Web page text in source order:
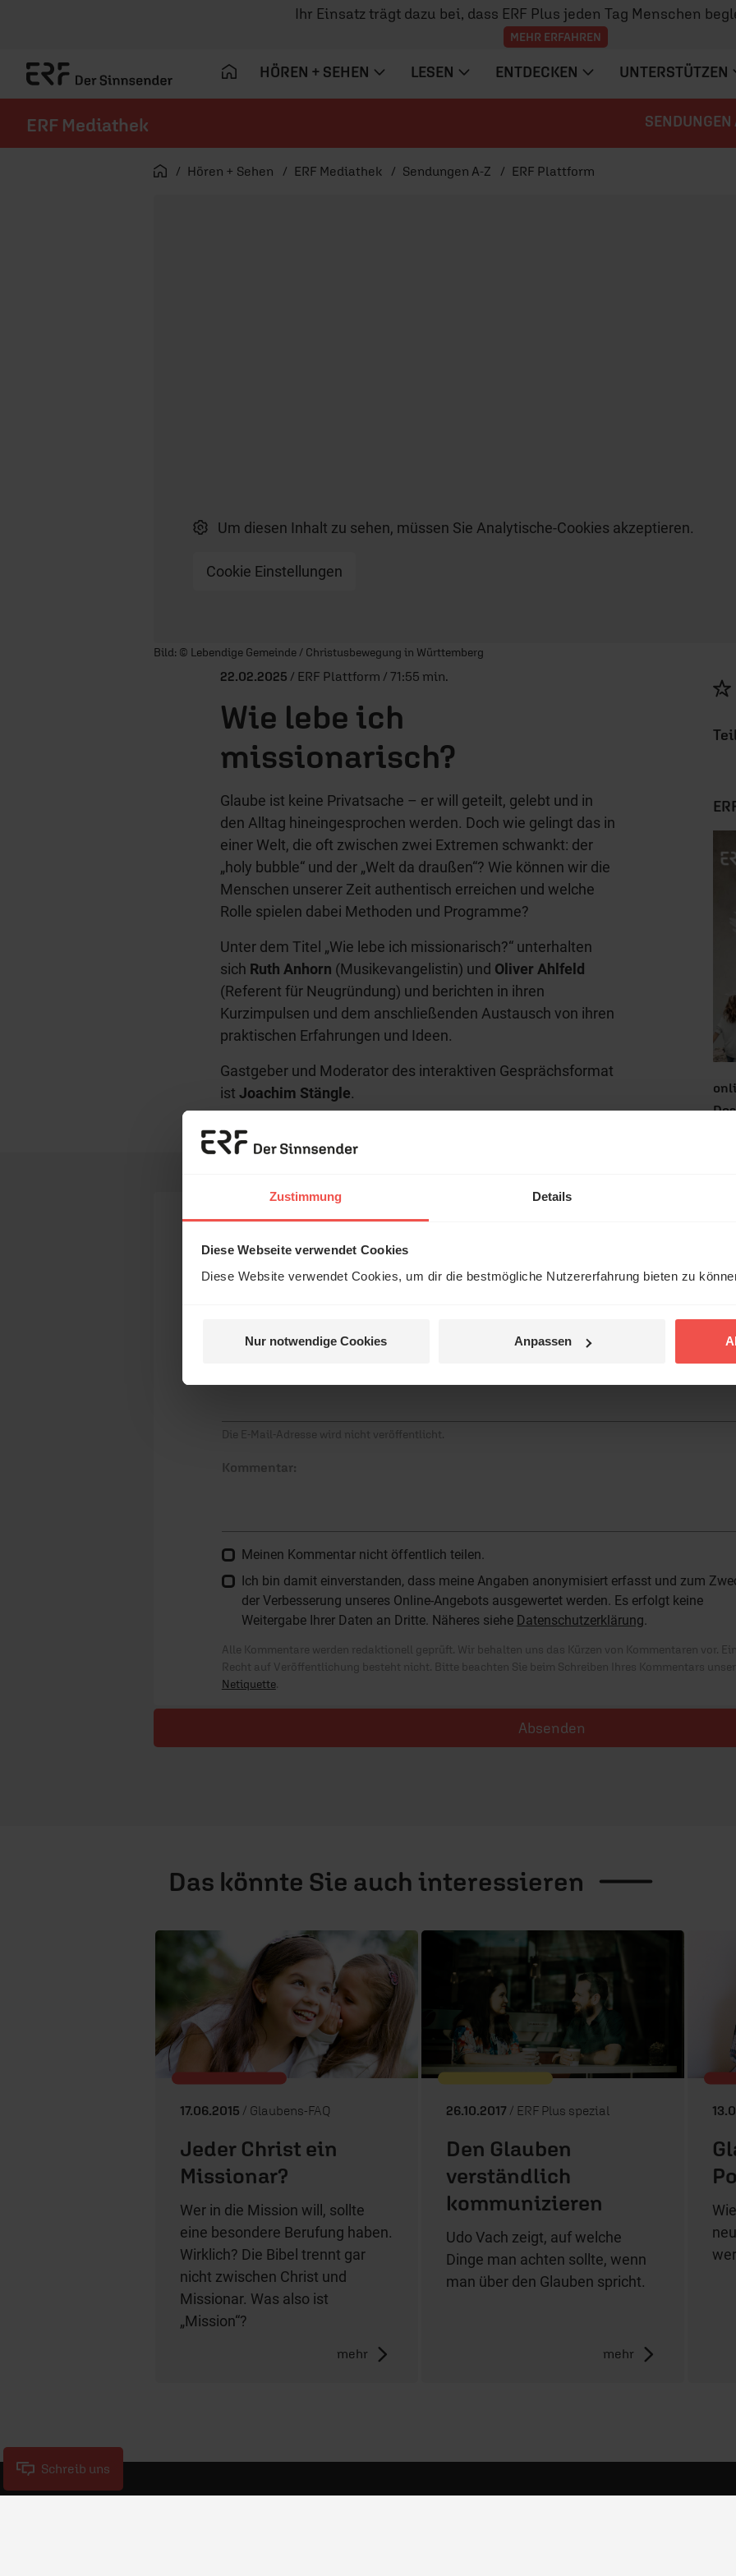
Zustimmung Details
Diese Webseite verwendet Cookies
Diese Website verwendet Cookies, um dir die bestmögliche Nutzererfahrung bieten zu
Nur notwendige Cookies Anpassen
Ihr Einsatz trägt dazu bei, dass ERF Plus jeden Tag Menschen
MEHR ERFAHREN
HÖREN + SEHEN LESEN ENTDECKEN UNTERSTÜTZEN
ERF Mediathek SENDUNGEN
Startseite
Hören + Sehen ERF Mediathek Sendungen A-Z ERF Plattform
Um diesen Inhalt zu sehen, müssen Sie Analytische-Cookies akzeptieren.
Cookie Einstellungen
Player starten/anhalten
Bild: © Lebendige Gemeinde / Christusbewegung in Württemberg
22.02.2025 / ERF Plattform / 71:55 min.
Wie lebe ich
missionarisch?
Glaube ist keine Privatsache – er will geteilt, gelebt und in
den Alltag hineingesprochen werden. Doch wie gelingt das in
einer Welt, die oft zwischen zwei Extremen schwankt: der
„holy bubble“ und der „Welt da draußen“? Wie können wir die
Menschen unserer Zeit authentisch erreichen und welche
Rolle spielen dabei Methoden und Programme?
Unter dem Titel „Wie lebe ich missionarisch?“ unterhalten
sich Ruth Anhorn (Musikevangelistin) und Oliver Ahlfeld
(Referent für Neugründung) und berichten in ihren
Kurzimpulsen und dem anschließenden Austausch von ihren
praktischen Erfahrungen und Ideen.
Gastgeber und Moderator des interaktiven Gesprächsformat
istJoachim Stängle.
Ihr Kommentar
Die E-Mail-Adresse wird nicht veröffentlicht.
Kommentar:
Meinen Kommentar nicht öffentlich teilen.
Ich bin damit einverstanden, dass meine Angaben anonymisiert erfasst und zum
der Verbesserung unseres Online-Angebots ausgewertet werden. Es erfolgt keine
Weitergabe Ihrer Daten an Dritte. Näheres siehe Datenschutzerklärung.
Alle Kommentare werden redaktionell geprüft. Wir behalten uns das Kürzen von Kommentaren vor. Ein
Recht auf Veröffentlichung besteht nicht. Bitte beachten Sie beim Schreiben Ihres Kommentars
Netiquette.
Absenden
Das könnte Sie auch interessieren
17.06.2015 / Glaubens-FAQ
Jeder Christ ein
Missionar?
Wer in die Mission will, sollte
eine besondere Berufung haben.
Wirklich? Die Bibel trennt gar
nicht zwischen Christ und
Missionar. Was also ist
„Mission“?
mehr
26.10.2017 / ERF Plus spezial
Den Glauben
verständlich
kommunizieren
Udo Vach zeigt, auf welche
Dinge man achten sollte, wenn
man über den Glauben spricht.
mehr
Schreib uns